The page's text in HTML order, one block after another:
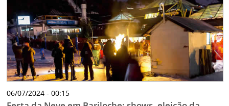
06/07/2024 - 00:15